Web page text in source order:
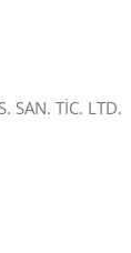
SAN. TİC. LTD.